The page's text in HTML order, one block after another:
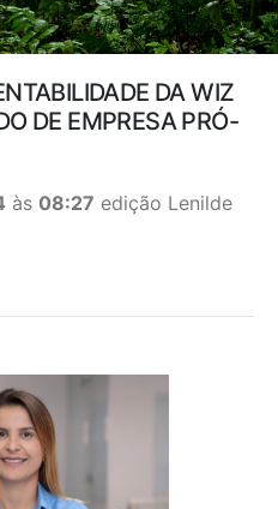
DA WIZ
DE EMPRESA PRÓ-
às 08:27 edição Lenilde